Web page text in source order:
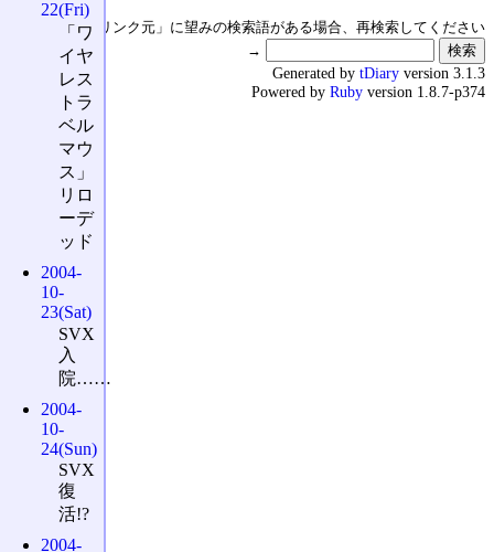
↑の「本日のリンク元」に望みの検索語がある場合、再検索してください
→
22(Fri)
「ワ
イヤ
レス
トラ
ベル
マウ
ス」
リロ
ーデ
ッド
2004-
10-
23(Sat)
SVX
入
院……
2004-
10-
24(Sun)
SVX
復
活!?
2004-
Generated by tDiary version 3.1.3
Powered by Ruby version 1.8.7-p374